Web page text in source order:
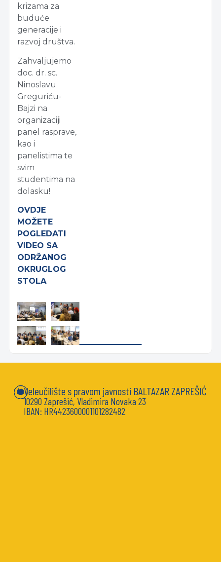
krizama za
buduće
generacije i
razvoj društva.
Zahvaljujemo
doc. dr. sc.
Ninoslavu
Greguriću-
Bajzi na
organizaciji
panel rasprave,
kao i
panelistima te
svim
studentima na
dolasku!
OVDJE
MOŽETE
POGLEDATI
VIDEO SA
ODRŽANOG
OKRUGLOG
STOLA
Veleučilište s pravom javnosti BALTAZAR ZAPREŠIĆ
10290 Zaprešić, Vladimira Novaka 23
IBAN: HR4423600001101282482